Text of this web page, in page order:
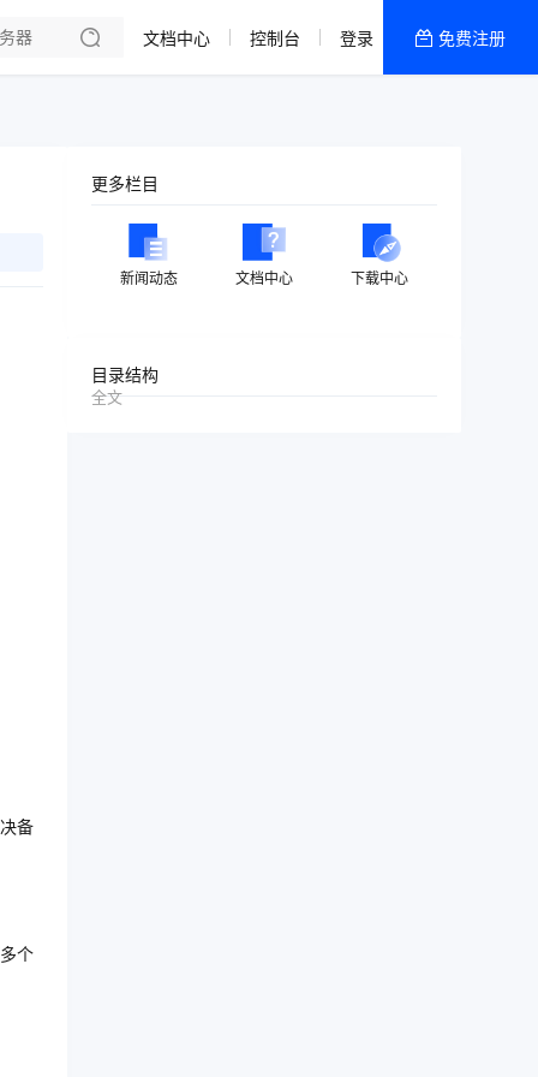
美国高防2区[推荐]
文档中心 控制台 登录 免费注册
备
个
更多栏目
新闻动态 文档中心 下载中心
目录结构
全文